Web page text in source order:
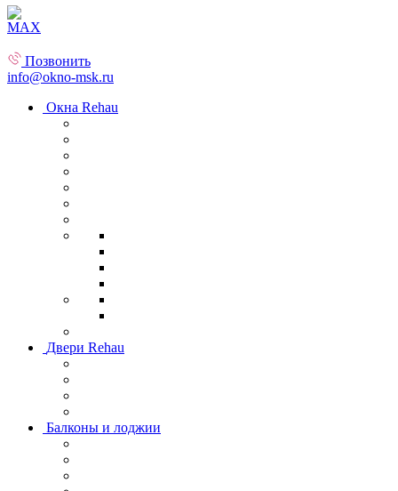
Позвонить
info@okno-msk.ru
Окна Rehau
Двери Rehau
Балконы и лоджии